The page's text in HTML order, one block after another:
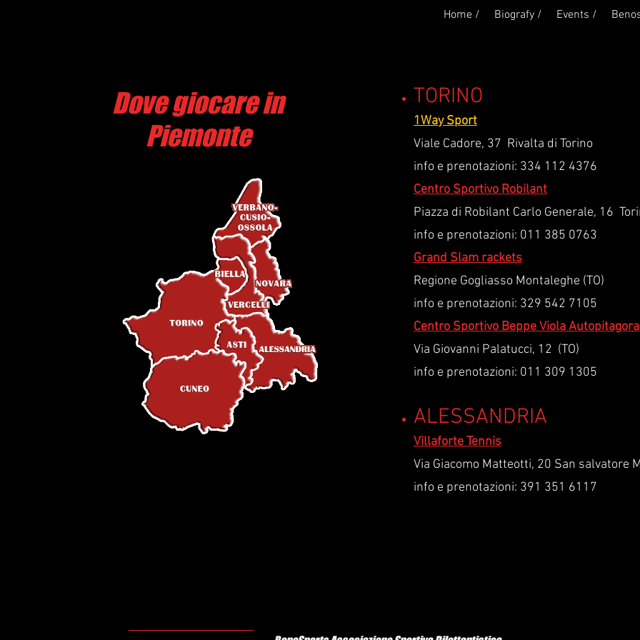
Home / Biografy / Events /
Dove giocare in
Piemonte
TORINO
1Way Sport
Viale Cadore, 37 Rivalta di Torino
info e prenotazioni: 334 112 4376
Centro Sportivo Robilant
Piazza di Robilant Carlo Generale, 16
info e prenotazioni: 011 385 0763
Grand Slam rackets
Regione Gogliasso Montaleghe (TO)
info e prenotazioni: 329 542 7105
Centro Sportivo Beppe Viola Autopitagora
Via Giovanni Palatucci, 12 (TO)
info e prenotazioni: 011 309 1305
ALESSANDRIA
Villaforte Tennis
Via Giacomo Matteotti, 20 San salvatore
info e prenotazioni: 391 351 6117